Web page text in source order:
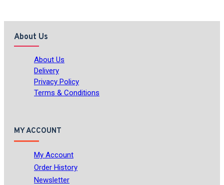
About Us
About Us
Delivery
Privacy Policy
Terms & Conditions
MY ACCOUNT
My Account
Order History
Newsletter